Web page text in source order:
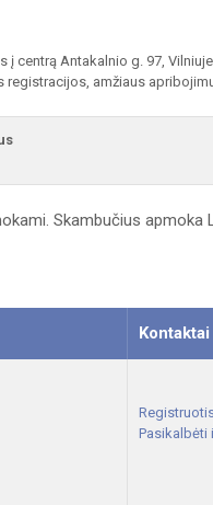
į centrą Antakalnio g. 97,
amžiaus
Skambučius
Kontaktai
Pasikalbėti